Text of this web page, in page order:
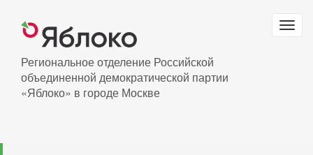
основному
Региональное отделение Российской
объединенной демократической партии
«Яблоко» в городе Москве